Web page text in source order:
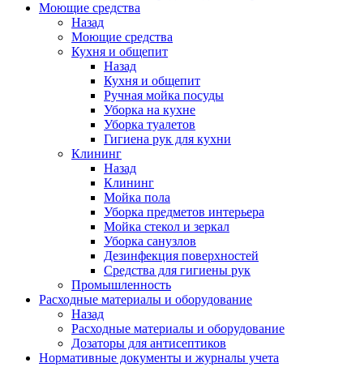
Моющие средства
Назад
Моющие средства
Кухня и общепит
Назад
Кухня и общепит
Ручная мойка посуды
Уборка на кухне
Уборка туалетов
Гигиена рук для кухни
Клининг
Назад
Клининг
Мойка пола
Уборка предметов интерьера
Мойка стекол и зеркал
Уборка санузлов
Дезинфекция поверхностей
Средства для гигиены рук
Промышленность
Расходные материалы и оборудование
Назад
Расходные материалы и оборудование
Дозаторы для антисептиков
Нормативные документы и журналы учета